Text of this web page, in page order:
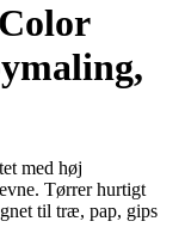
60ml
med høj
Tørrer hurtigt
til træ, pap, gips